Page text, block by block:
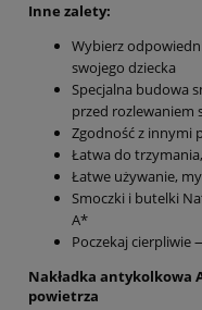
Inne zalety:
Wybierz
swojego dziecka
Specjalna budowa
przed rozlewaniem
Zgodność z innymi
Łatwa do
Łatwe używanie,
Smoczki i butelki
A*
Poczekaj cierpliwie
Nakładka antykolkowa
powietrza